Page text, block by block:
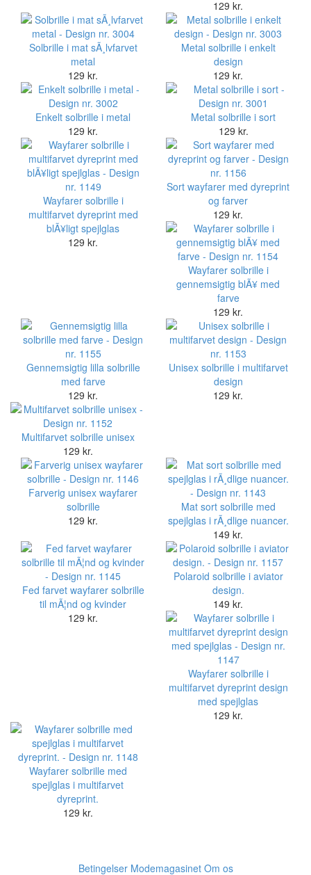
Solbrille i mat sÃ¸lvfarvet
metal
129 kr.
Metal solbrille i enkelt
design
129 kr.
Enkelt solbrille i metal
129 kr.
Metal solbrille i sort
129 kr.
Wayfarer solbrille i
multifarvet dyreprint med
blÃ¥ligt spejlglas
129 kr.
Sort wayfarer med dyreprint
og farver
129 kr.
Wayfarer solbrille i
gennemsigtig blÃ¥ med
farve
129 kr.
Gennemsigtig lilla solbrille
med farve
129 kr.
Unisex solbrille i multifarvet
design
129 kr.
Multifarvet solbrille unisex
129 kr.
Farverig unisex wayfarer
solbrille
129 kr.
Mat sort solbrille med
spejlglas i rÃ¸dlige nuancer.
149 kr.
Fed farvet wayfarer solbrille
til mÃ¦nd og kvinder
129 kr.
Polaroid solbrille i aviator
design.
149 kr.
Wayfarer solbrille i
multifarvet dyreprint design
med spejlglas
129 kr.
Wayfarer solbrille med
spejlglas i multifarvet
dyreprint.
129 kr.